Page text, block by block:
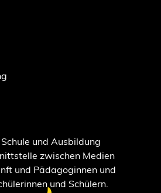
und Ausbildung
zwischen Medien
und Pädagoginnen und
und Schülern.